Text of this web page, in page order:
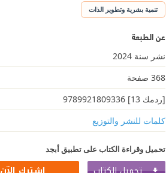
تنمية بشرية وتطوير الذات
عن الطبعة
نشر سنة 2024
368 صفحة
[ردمك 13] 9789921809336
كلمات للنشر والتوزيع
تحميل وقراءة الكتاب على تطبيق أبجد